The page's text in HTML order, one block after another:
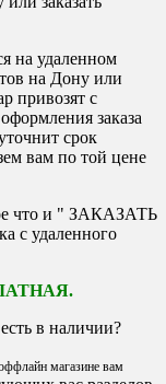
на удаленном
на Дону или
привозят с
заказа
срок
вам по той цене
что и " ЗАКАЗАТЬ
с удаленного
в наличии?
магазине вам